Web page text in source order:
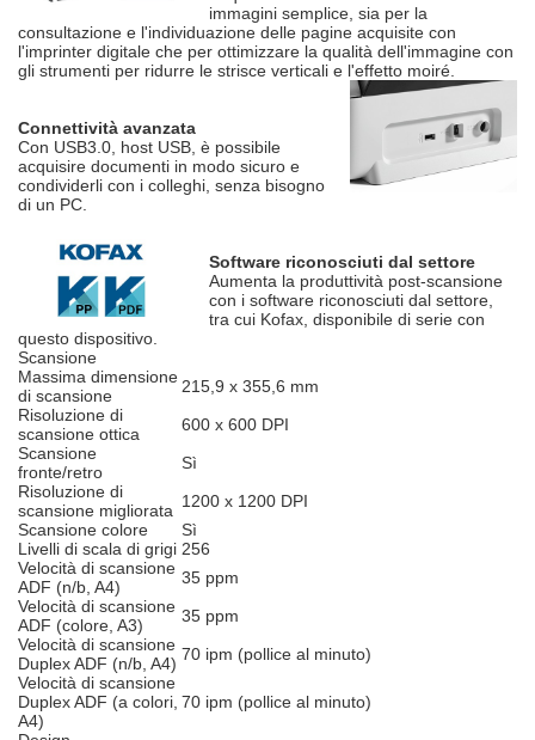
immagini semplice, sia per la
consultazione e l'individuazione delle pagine acquisite con
l'imprinter digitale che per ottimizzare la qualità dell'immagine con
gli strumenti per ridurre le strisce verticali e l'effetto moiré.
Connettività avanzata
Con USB3.0, host USB, è possibile
acquisire documenti in modo sicuro e
condividerli con i colleghi, senza bisogno
di un PC.
Software riconosciuti dal settore
Aumenta la produttività post-scansione
con i software riconosciuti dal settore,
tra cui Kofax, disponibile di serie con
questo dispositivo.
Scansione
Massima dimensione
di scansione
215,9 x 355,6 mm
Risoluzione di
scansione ottica
600 x 600 DPI
Scansione
fronte/retro
Sì
Risoluzione di
scansione migliorata 1200 x 1200 DPI
Scansione colore
Sì
Livelli di scala di grigi 256
Velocità di scansione
ADF (n/b, A4)
35 ppm
Velocità di scansione
ADF (colore, A3)
35 ppm
Velocità di scansione
Duplex ADF (n/b, A4) 70 ipm (pollice al minuto)
Velocità di scansione
Duplex ADF (a colori,
A4)
70 ipm (pollice al minuto)